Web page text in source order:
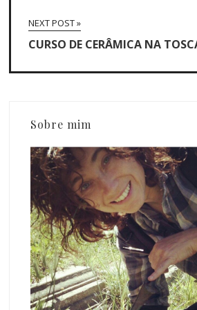
NEXT POST »
CURSO DE CERÂMICA NA
Sobre mim